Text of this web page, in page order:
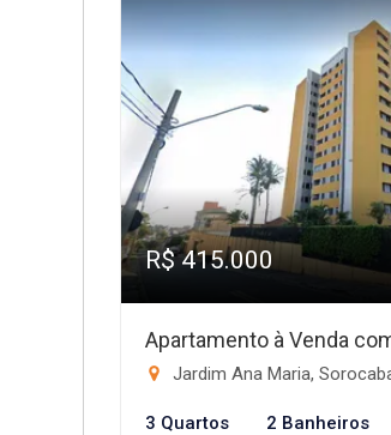
R$ 415.000
Apartamento à Venda
Jardim Ana Maria,
3 Quartos 2 Banheiros